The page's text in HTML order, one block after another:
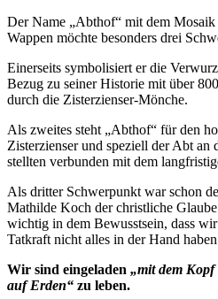
Der Name „Abthof“ mit dem Mosaik
Wappen möchte besonders drei
Einerseits symbolisiert er die
Bezug zu seiner Historie mit über
durch die Zisterzienser-Mönche.
Als zweites steht „Abthof“ für den
Zisterzienser und speziell der Abt an
stellten verbunden mit dem
Als dritter Schwerpunkt war schon
Mathilde Koch der christliche
wichtig in dem Bewusstsein, dass
Tatkraft nicht alles in der Hand
Wir sind eingeladen „mit dem
auf Erden“ zu leben.